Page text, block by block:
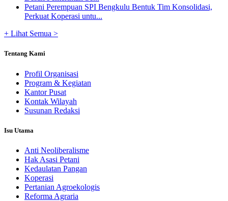
Petani Perempuan SPI Bengkulu Bentuk Tim Konsolidasi,
Perkuat Koperasi untu...
+ Lihat Semua >
Tentang Kami
Profil Organisasi
Program & Kegiatan
Kantor Pusat
Kontak Wilayah
Susunan Redaksi
Isu Utama
Anti Neoliberalisme
Hak Asasi Petani
Kedaulatan Pangan
Koperasi
Pertanian Agroekologis
Reforma Agraria